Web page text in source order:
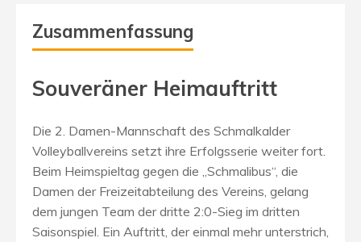
Zusammenfassung
Souveräner Heimauftritt
Die 2. Damen-Mannschaft des Schmalkalder
Volleyballvereins setzt ihre Erfolgsserie weiter fort.
Beim Heimspieltag gegen die „Schmalibus“, die
Damen der Freizeitabteilung des Vereins, gelang
dem jungen Team der dritte 2:0-Sieg im dritten
Saisonspiel. Ein Auftritt, der einmal mehr unterstrich,